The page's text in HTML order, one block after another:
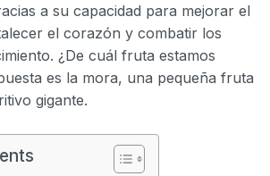
a su capacidad para mejorar el
el corazón y combatir los
¿De cuál fruta estamos
es la mora, una pequeña fruta
gigante.